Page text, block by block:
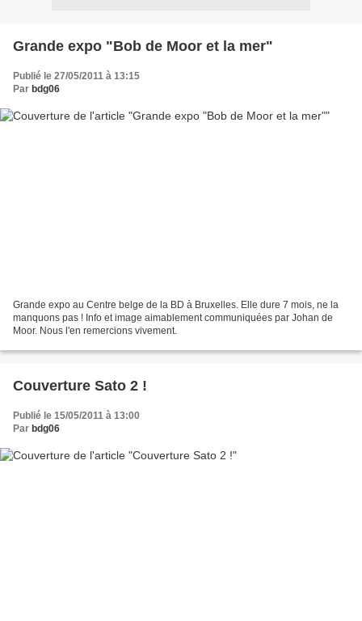
Grande expo "Bob de Moor et la mer"
Publié le 27/05/2011 à 13:15
Par bdg06
Grande expo au Centre belge de la BD à Bruxelles. Elle dure 7 mois, ne la
manquons pas ! Info et image aimablement communiquées par Johan de
Moor. Nous l'en remercions vivement.
Couverture Sato 2 !
Publié le 15/05/2011 à 13:00
Par bdg06